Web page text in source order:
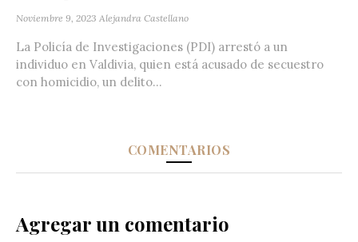
Noviembre 9, 2023 Alejandra Castellano
La Policía de Investigaciones (PDI) arrestó a un
individuo en Valdivia, quien está acusado de secuestro
con homicidio, un delito...
COMENTARIOS
Agregar un comentario